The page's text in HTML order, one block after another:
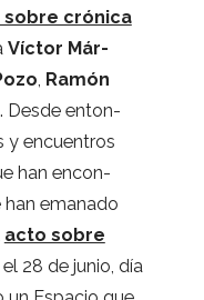
cró­nica
Víc­tor Már­
, Ramón
. Desde enton­
y encuen­tros
han encon­
ema­nado
acto sobre
28 de junio, día